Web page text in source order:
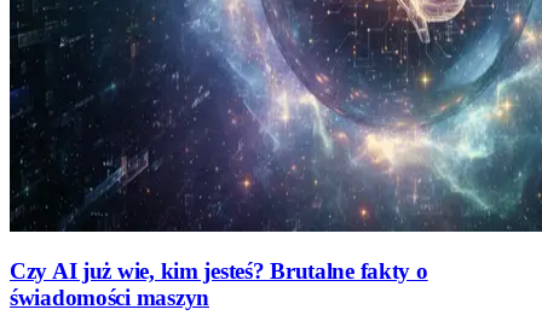
Czy AI już wie, kim jesteś? Brutalne fakty o
świadomości maszyn